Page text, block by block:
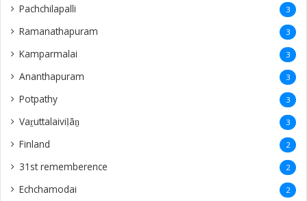
Pachchilapalli 3
Ramanathapuram 3
Kamparmalai 3
Ananthapuram 3
‎Potpathy 3
Vaṟuttalaiviḷāṉ 3
Finland 2
31st rememberence 2
Echchamodai 2